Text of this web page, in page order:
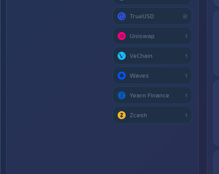
TrueUSD 2
Uniswap 1
VeChain 1
Waves 1
Yearn Finance 1
Zcash 1